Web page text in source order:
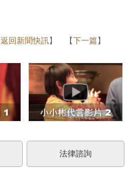
返回新聞快訊】 【下一篇 】
法律諮詢